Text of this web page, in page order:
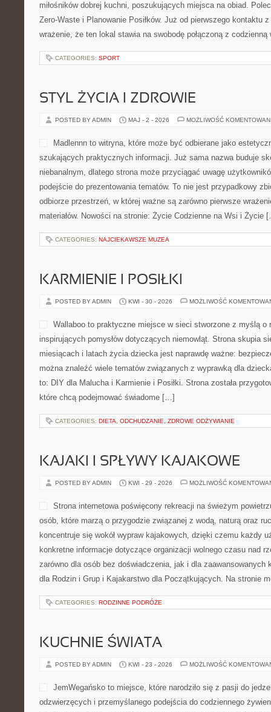
miłośników dobrej kuchni, poszukujących miejsca na obiad.
Zero-Waste i Planowanie Posiłków. Już od pierwszego kontaktu
wrażenie, że ten lokal stawia na swobodę połączoną z
CATEGORIES: SPORT
STYL ŻYCIA I ZDROWIE
POSTED BY ADMIN MAJ - 2 - 2026 MOŻLIWOŚĆ
Madlennn to witryna, które może być odbierane jako
szukających praktycznych informacji. Już sama nazwa buduje
niebanalnym, dlatego strona może przyciągać uwagę
podejście do prezentowania tematów. To nie jest przypadkowy
odbiorze przestrzeń, w której ważne są zarówno pierwsze
materiałów. Nowości na stronie: Życie Codzienne na Wsi i Życie
CATEGORIES: NAJCIEKAWSZE MUZEA
KARMIENIE I POSIŁKI
POSTED BY ADMIN KWI - 30 - 2026 MOŻLIWOŚĆ
Wallaboo to praktyczne miejsce w sieci stworzone z myślą o
inspirujących pomysłów dotyczących niemowląt. Strona skupia
miesiącach i latach życia dziecka jest naprawdę ważne:
można znaleźć wiele tematów związanych z wyprawką dla
to: DIY dla Malucha i Karmienie i Posiłki. Strona została
które chcą podejmować świadome […]
CATEGORIES: DIETA, ODCHUDZANIE, ZDROWE ODŻYWIANIE
KAJAKI I SPŁYWY KAJAKOWE
POSTED BY ADMIN KWI - 29 - 2026 MOŻLIWOŚĆ
Strona internetowa poświęcony rekreacji na świeżym
osób, które marzą o przygodzie związanej z wodą, naturą oraz
koncentruje się wokół wypraw kajakowych, dzięki czemu każdy
konkretne informacje dotyczące organizacji wolnego czasu nad
zarówno dla osób bez doświadczenia, jak i dla zaawansowanych
dla Rodzin i Grup i Kajakarstwo dla Początkujących. Na stronie
CATEGORIES: RODZINNE PODRÓŻE
KUCHNIE ŚWIATA
POSTED BY ADMIN KWI - 23 - 2026 MOŻLIWOŚĆ
JemWegańsko to miejsce, które narodziło się z pasji do
odzwierzęcych i przemyślanego podejścia do codziennego